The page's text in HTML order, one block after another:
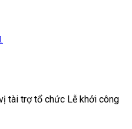
tài trợ tổ chức Lễ khởi công